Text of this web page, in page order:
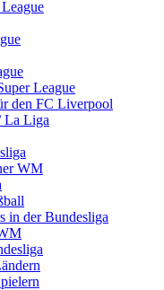
League
den FC Liverpool
La Liga
WM
in der Bundesliga